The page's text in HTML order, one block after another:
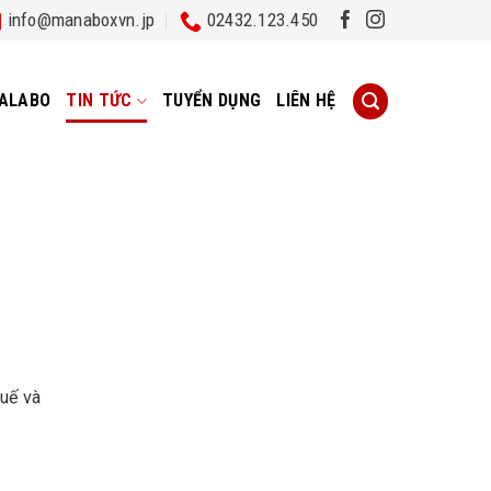
info@manaboxvn.jp 02432.123.450
TIN TỨC TUYỂN DỤNG LIÊN HỆ
và